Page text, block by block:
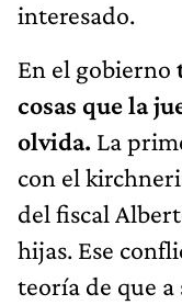
interesado.
En el gobierno
cosas que la
olvida. La
con el
del fiscal
hijas. Ese
teoría de que